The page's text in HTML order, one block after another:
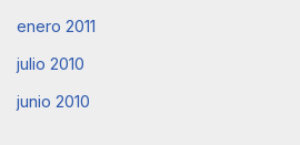
enero 2011
julio 2010
junio 2010